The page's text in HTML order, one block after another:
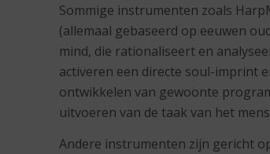
Sommige instrumenten zoals
(allemaal gebaseerd op eeuwen
mind, die rationaliseert en
activeren een directe soul-imprint
ontwikkelen van gewoonte
uitvoeren van de taak van het
Andere instrumenten zijn gericht